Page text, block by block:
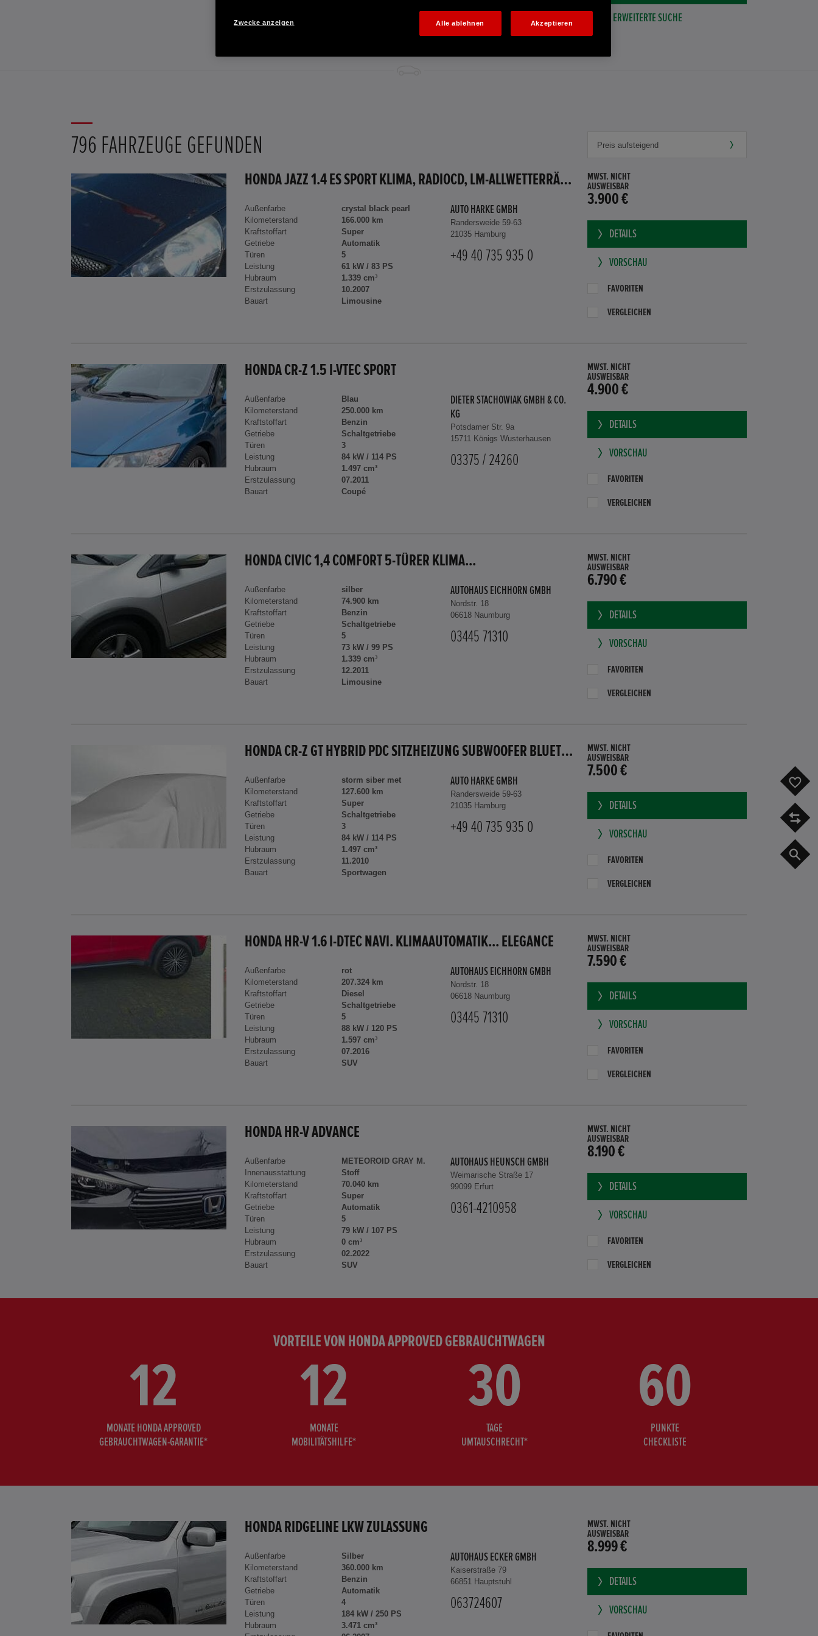
ERWEITERTE SUCHE
796 FAHRZEUGE GEFUNDEN
HONDA JAZZ 1.4 ES SPORT KLIMA, RADIOCD, LM-ALLWETTERRÄDER, PRIVACY
Außenfarbe
crystal black pearl
Kilometerstand
166.000 km
Kraftstoffart
Super
Getriebe
Automatik
Türen
5
Leistung
61 kW / 83 PS
Hubraum
1.339 cm³
Erstzulassung
10.2007
Bauart
Limousine
AUTO HARKE GMBH
Randersweide 59-63
21035 Hamburg
+49 40 735 935 0
MWST. NICHT
AUSWEISBAR
3.900 €
DETAILS
VORSCHAU
FAVORITEN
VERGLEICHEN
HONDA CR-Z 1.5 I-VTEC SPORT
Außenfarbe
Blau
Kilometerstand
250.000 km
Kraftstoffart
Benzin
Getriebe
Schaltgetriebe
Türen
3
Leistung
84 kW / 114 PS
Hubraum
1.497 cm³
Erstzulassung
07.2011
Bauart
Coupé
DIETER STACHOWIAK GMBH & CO.
KG
Potsdamer Str. 9a
15711 Königs Wusterhausen
03375 / 24260
MWST. NICHT
AUSWEISBAR
4.900 €
DETAILS
VORSCHAU
FAVORITEN
VERGLEICHEN
HONDA CIVIC 1,4 COMFORT 5-TÜRER KLIMA...
Außenfarbe
silber
Kilometerstand
74.900 km
Kraftstoffart
Benzin
Getriebe
Schaltgetriebe
Türen
5
Leistung
73 kW / 99 PS
Hubraum
1.339 cm³
Erstzulassung
12.2011
Bauart
Limousine
AUTOHAUS EICHHORN GMBH
Nordstr. 18
06618 Naumburg
03445 71310
MWST. NICHT
AUSWEISBAR
6.790 €
DETAILS
VORSCHAU
FAVORITEN
VERGLEICHEN
HONDA CR-Z GT HYBRID PDC SITZHEIZUNG SUBWOOFER BLUETOOTH
Außenfarbe
storm siber met
Kilometerstand
127.600 km
Kraftstoffart
Super
Getriebe
Schaltgetriebe
Türen
3
Leistung
84 kW / 114 PS
Hubraum
1.497 cm³
Erstzulassung
11.2010
Bauart
Sportwagen
AUTO HARKE GMBH
Randersweide 59-63
21035 Hamburg
+49 40 735 935 0
MWST. NICHT
AUSWEISBAR
7.500 €
DETAILS
VORSCHAU
FAVORITEN
VERGLEICHEN
HONDA HR-V 1.6 I-DTEC NAVI. KLIMAAUTOMATIK... ELEGANCE
Außenfarbe
rot
Kilometerstand
207.324 km
Kraftstoffart
Diesel
Getriebe
Schaltgetriebe
Türen
5
Leistung
88 kW / 120 PS
Hubraum
1.597 cm³
Erstzulassung
07.2016
Bauart
SUV
AUTOHAUS EICHHORN GMBH
Nordstr. 18
06618 Naumburg
03445 71310
MWST. NICHT
AUSWEISBAR
7.590 €
DETAILS
VORSCHAU
FAVORITEN
VERGLEICHEN
HONDA HR-V ADVANCE
Außenfarbe
METEOROID GRAY M.
Innenausstattung
Stoff
Kilometerstand
70.040 km
Kraftstoffart
Super
Getriebe
Automatik
Türen
5
Leistung
79 kW / 107 PS
Hubraum
0 cm³
Erstzulassung
02.2022
Bauart
SUV
AUTOHAUS HEUNSCH GMBH
Weimarische Straße 17
99099 Erfurt
0361-4210958
MWST. NICHT
AUSWEISBAR
8.190 €
DETAILS
VORSCHAU
FAVORITEN
VERGLEICHEN
VORTEILE VON HONDA APPROVED GEBRAUCHTWAGEN
12
MONATE HONDA APPROVED
GEBRAUCHTWAGEN-GARANTIE*
12
MONATE
MOBILITÄTSHILFE*
30
TAGE
UMTAUSCHRECHT*
60
PUNKTE
CHECKLISTE
HONDA RIDGELINE LKW ZULASSUNG
Außenfarbe
Silber
Kilometerstand
360.000 km
Kraftstoffart
Benzin
Getriebe
Automatik
Türen
4
Leistung
184 kW / 250 PS
Hubraum
3.471 cm³
AUTOHAUS ECKER GMBH
Kaiserstraße 79
66851 Hauptstuhl
063724607
MWST. NICHT
AUSWEISBAR
8.999 €
DETAILS
VORSCHAU
Zwecke anzeigen Alle ablehnen Akzeptieren